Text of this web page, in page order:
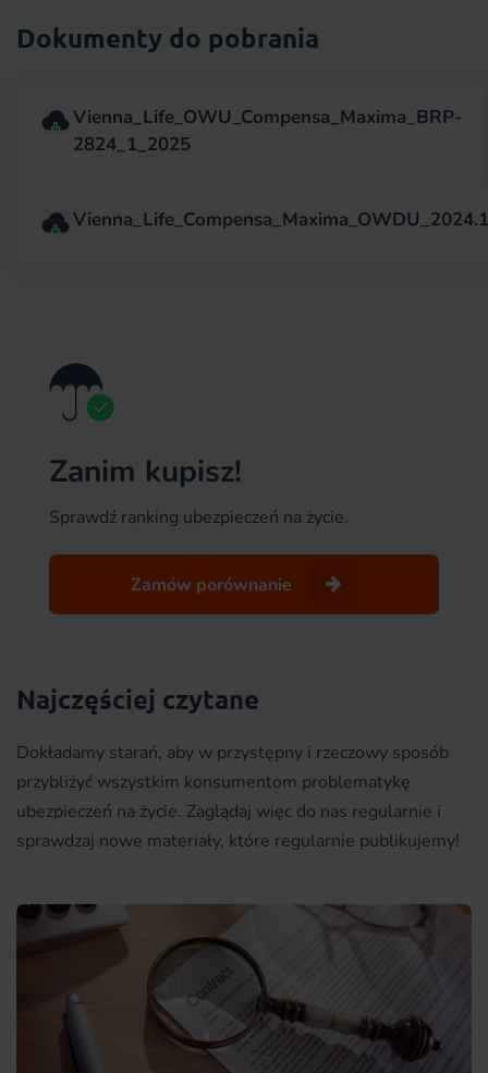
Dokumenty do pobrania
Vienna_Life_OWU_Compensa_Maxima_BRP-
2824_1_2025
Zanim kupisz!
Sprawdź ranking ubezpieczeń na życie.
Zamów porównanie
Najczęściej czytane
Dokładamy starań, aby w przystępny i rzeczowy sposób
przybliżyć wszystkim konsumentom problematykę
ubezpieczeń na życie. Zaglądaj więc do nas regularnie i
sprawdzaj nowe materiały, które regularnie publikujemy!